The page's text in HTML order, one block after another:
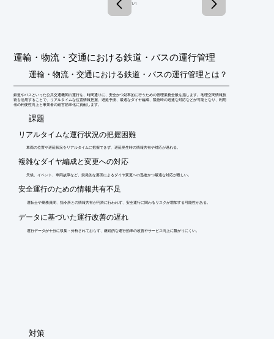
1 / 1
運輸・物流・交通における鉄道・バスの運行管理
運輸・物流・交通における鉄道・バスの運行管理とは？
鉄道やバスといった公共交通機関の運行を、時間通りに、安全かつ効率的に行うための管理業務全般を指します。地理空間情報技
術を活用することで、リアルタイムな位置情報把握、遅延予測、最適なダイヤ編成、緊急時の迅速な対応などが可能となり、利用
者の利便性向上と事業者の経営効率化に貢献します。
​課題
リアルタイムな運行状況の把握困難
車両の位置や遅延状況をリアルタイムに把握できず、遅延発生時の情報共有や対応が遅れる。
複雑なダイヤ編成と変更への対応
天候、イベント、車両故障など、突発的な要因によるダイヤ変更への迅速かつ最適な対応が難しい。
安全運行のための情報共有不足
運転士や乗務員間、指令所との情報共有が円滑に行われず、安全運行に関わるリスクが増加する可能性がある。
データに基づいた運行改善の遅れ
運行データが十分に収集・分析されておらず、継続的な運行効率の改善やサービス向上に繋がりにくい。
​対策